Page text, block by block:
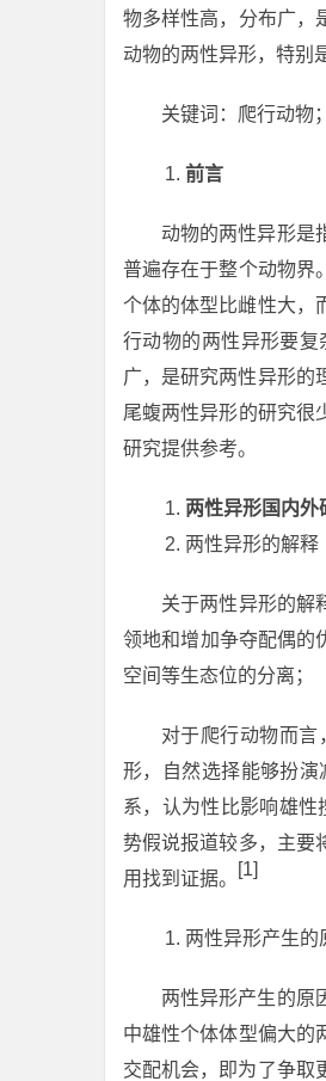
物多样性高，分布广，
动物的两性异形，特别
关键词：爬行动物
前言
动物的两性异形是
普遍存在于整个动物界
个体的体型比雌性大，
行动物的两性异形要
广，是研究两性异形的
尾蝮两性异形的研究很
研究提供参考。
两性异形国内外
两性异形的解释
关于两性异形的解
领地和增加争夺配偶的
空间等生态位的分离；
对于爬行动物而
形，自然选择能够扮
系，认为性比影响雄
势假说报道较多，主要
用找到证据。
[1]
两性异形产生的
两性异形产生的原
中雄性个体体型偏大的
交配机会，即为了争取